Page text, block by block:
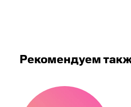
Рекомендуем